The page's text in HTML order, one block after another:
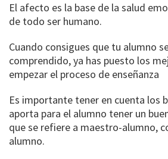
El afecto es la base de la salud
de todo ser humano.
Cuando consigues que tu alumno
comprendido, ya has puesto los
empezar el proceso de enseñanza
Es importante tener en cuenta los
aporta para el alumno tener un
que se refiere a maestro-alumno,
alumno.